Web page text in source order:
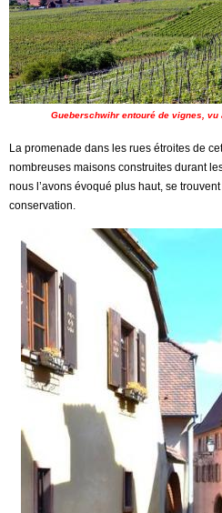
Gueberschwihr entouré de vignes, vu
La promenade dans les rues étroites de
nombreuses maisons construites durant
nous l’avons évoqué plus haut, se
conservation.